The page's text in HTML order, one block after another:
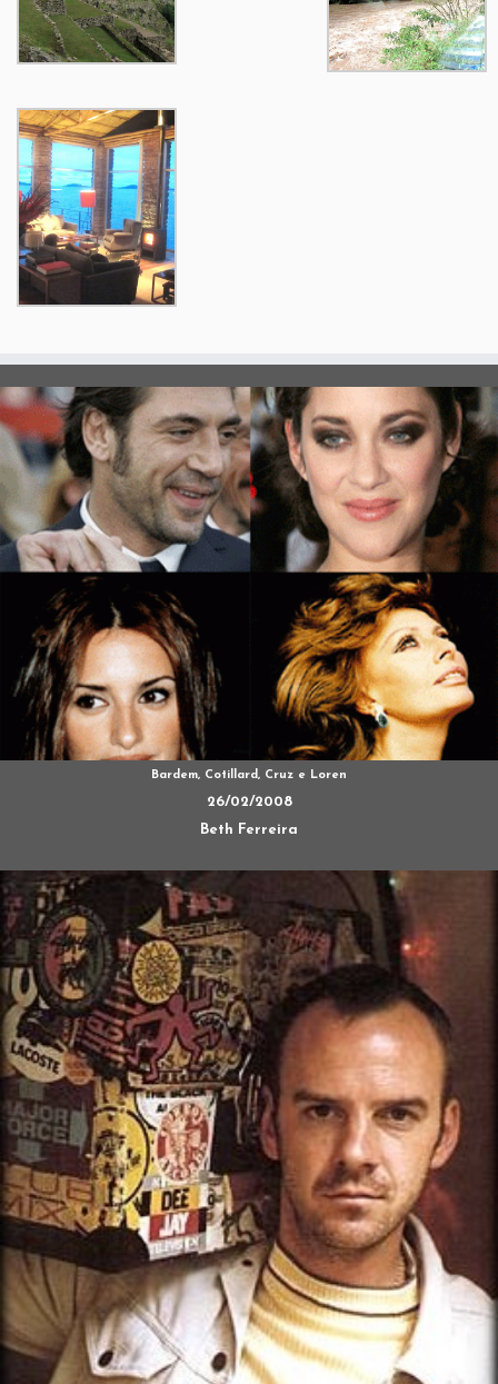
Bardem, Cotillard, Cruz e Loren
26/02/2008
Beth Ferreira